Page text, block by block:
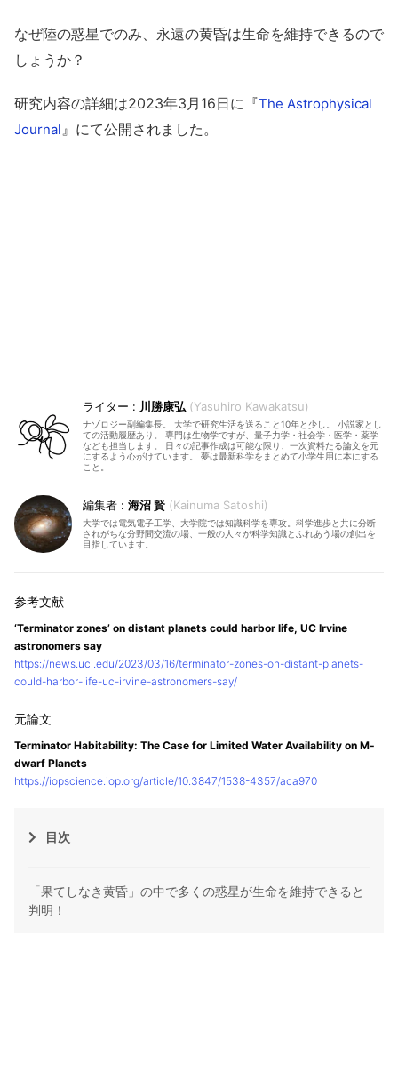
なぜ陸の惑星でのみ、永遠の黄昏は生命を維持できるので
しょうか？
研究内容の詳細は2023年3月16日に『The Astrophysical
Journal 』にて公開されました。
川勝康弘 Yasuhiro Kawakatsu
ナゾロジー副編集長。 大学で研究生活を送ること10年と少し。 小説家とし
ての活動履歴あり。 専門は生物学ですが、量子力学・社会学・医学・薬学
なども担当します。 日々の記事作成は可能な限り、一次資料たる論文を元
にするよう心がけています。 夢は最新科学をまとめて小学生用に本にする
こと。
海沼 賢 Kainuma Satoshi
大学では電気電子工学、大学院では知識科学を専攻。科学進歩と共に分断
されがちな分野間交流の場、一般の人々が科学知識とふれあう場の創出を
目指しています。
‘Terminator zones’ on distant planets could harbor life, UC Irvine
astronomers say
https://news.uci.edu/2023/03/16/terminator-zones-on-distant-planets-
could-harbor-life-uc-irvine-astronomers-say/
Terminator Habitability: The Case for Limited Water Availability on M-
dwarf Planets
https://iopscience.iop.org/article/10.3847/1538-4357/aca970
目次
「果てしなき黄昏」の中で多くの惑星が生命を維持できると
判明！